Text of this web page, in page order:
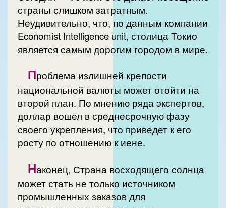
страны слишком затратным.
Неудивительно, что, по данным компании
Economist Intelligence unit, столица Токио
является самым дорогим городом в мире.
Проблема излишней крепости
национальной валюты может отойти на
второй план. По мнению ряда экспертов,
доллар вошел в среднесрочную фазу
своего укрепления, что приведет к его
росту по отношению к иене.
Наконец, Страна восходящего солнца
может стать не только источником
промышленных заказов для